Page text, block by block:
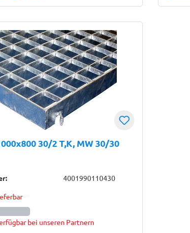
30/2 T,K, MW 30/30
4001990110430
bei unseren Partnern